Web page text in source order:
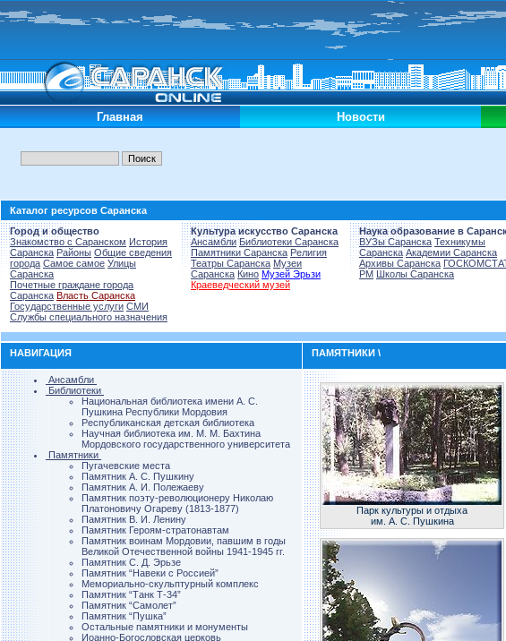
Главная Новости
Каталог ресурсов Саранска
Город и общество
Знакомство с Саранском История
Саранска Районы Общие сведения
города Самое самое Улицы
Саранска
Почетные граждане города
Саранска Власть Саранска
Государственные услуги СМИ
Службы специального назначения
Культура искусство Саранска
Ансамбли Библиотеки Саранска
Памятники Саранска Религия
Театры Саранска Музеи
Саранска Кино Музей Эрьзи
Краеведческий музей
Наука образование в
ВУЗы Саранска Техникумы
Саранска Академии Саранска
Архивы Саранска
РМ Школы Саранска
НАВИГАЦИЯ ПАМЯТНИКИ \
Ансамбли
Библиотеки
Национальная библиотека имени А. С.
Пушкина Республики Мордовия
Республиканская детская библиотека
Научная библиотека им. М. М. Бахтина
Мордовского государственного университета
Памятники
Пугачевские места
Памятник А. С. Пушкину
Памятник А. И. Полежаеву
Памятник поэту-революционеру Николаю
Платоновичу Огареву (1813-1877)
Памятник В. И. Ленину
Памятник Героям-стратонавтам
Памятник воинам Мордовии, павшим в годы
Великой Отечественной войны 1941-1945 гг.
Памятник С. Д. Эрьзе
Памятник “Навеки с Россией”
Мемориально-скульптурный комплекс
Памятник “Танк Т-34”
Памятник “Самолет”
Памятник “Пушка”
Остальные памятники и монументы
Иоанно-Богословская церковь
Парк культуры и отдыха
им. А. С. Пушкина